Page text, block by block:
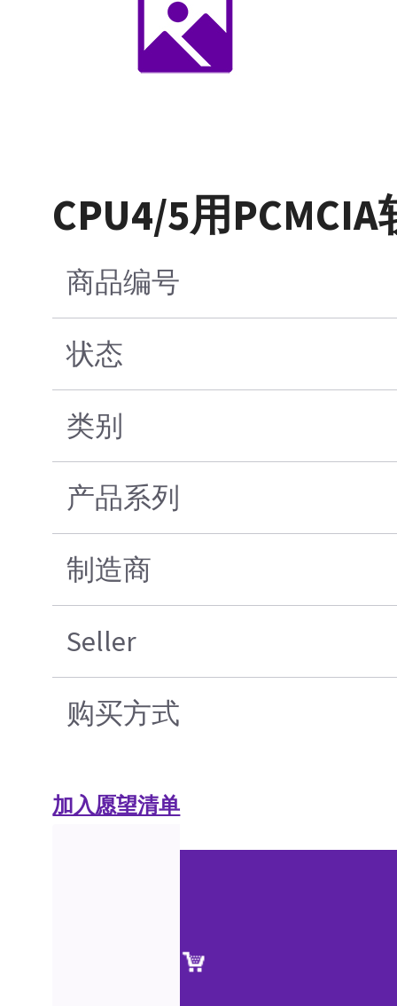
CPU4/5用
商品编号
状态
类别
产品系列
制造商
Seller
购买方式
加入愿望清单